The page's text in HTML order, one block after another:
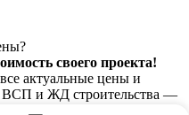
своего проекта!
актуальные цены и
ВСП и ЖД строительства —
нужно, прямо сейчас.